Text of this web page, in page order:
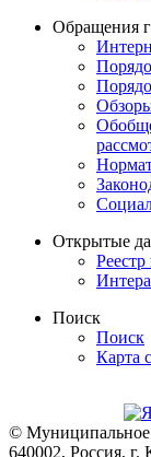
Обращения
Открытые
Поиск
Поиск
Карта
© Муниципальное
640002, Россия,